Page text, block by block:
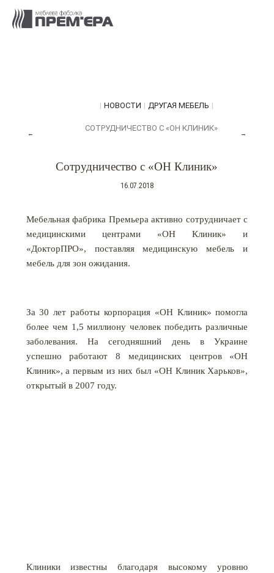
| НОВОСТИ | ДРУГАЯ МЕБЕЛЬ |
СОТРУДНИЧЕСТВО С «ОН КЛИНИК»
Сотрудничество с «ОН Клиник»
16.07.2018
Мебельная фабрика Премьера активно сотрудничает с
медицинскими центрами «ОН Клиник» и
«ДокторПРО», поставляя медицинскую мебель и
мебель для зон ожидания.
За 30 лет работы корпорация «ОН Клиник» помогла
более чем 1,5 миллиону человек победить различные
заболевания. На сегодняшний день в Украине
успешно работают 8 медицинских центров «ОН
Клиник», а первым из них был «ОН Клиник Харьков»,
открытый в 2007 году.
Клиники известны благодаря высокому уровню
← →